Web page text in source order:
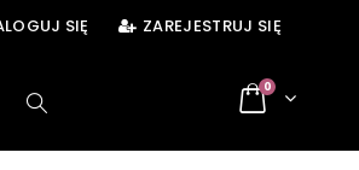
SIĘ ZAREJESTRUJ SIĘ
0